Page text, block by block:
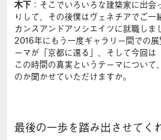
木下 ：そこでいろいろな建築家に出会
りして、その後僕はヴェネチアでご一
カンスアンドアソシエイツに就職しま
2016年にもう一度ギャラリー間での
ーマが「京都に還る」、そして今回は
この時間の真実というテーマについて
のか聞かせていただけますか。
最後の一歩を踏み出させてく